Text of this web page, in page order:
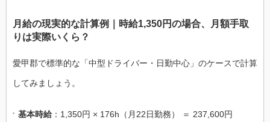
月給の現実的な計算例｜時給1,350円の場合、月額手取
りは実際いくら？
愛甲郡で標準的な「中型ドライバー・日勤中心」のケースで計算
してみましょう。
基本時給：1,350円 × 176h（月22日勤務） ＝ 237,600円